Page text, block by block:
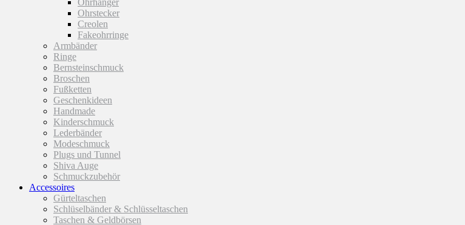
Ohrhänger
Ohrstecker
Creolen
Fakeohrringe
Armbänder
Ringe
Bernsteinschmuck
Broschen
Fußketten
Geschenkideen
Handmade
Kinderschmuck
Lederbänder
Modeschmuck
Plugs und Tunnel
Shiva Auge
Schmuckzubehör
Accessoires
Gürteltaschen
Schlüselbänder & Schlüsseltaschen
Taschen & Geldbörsen